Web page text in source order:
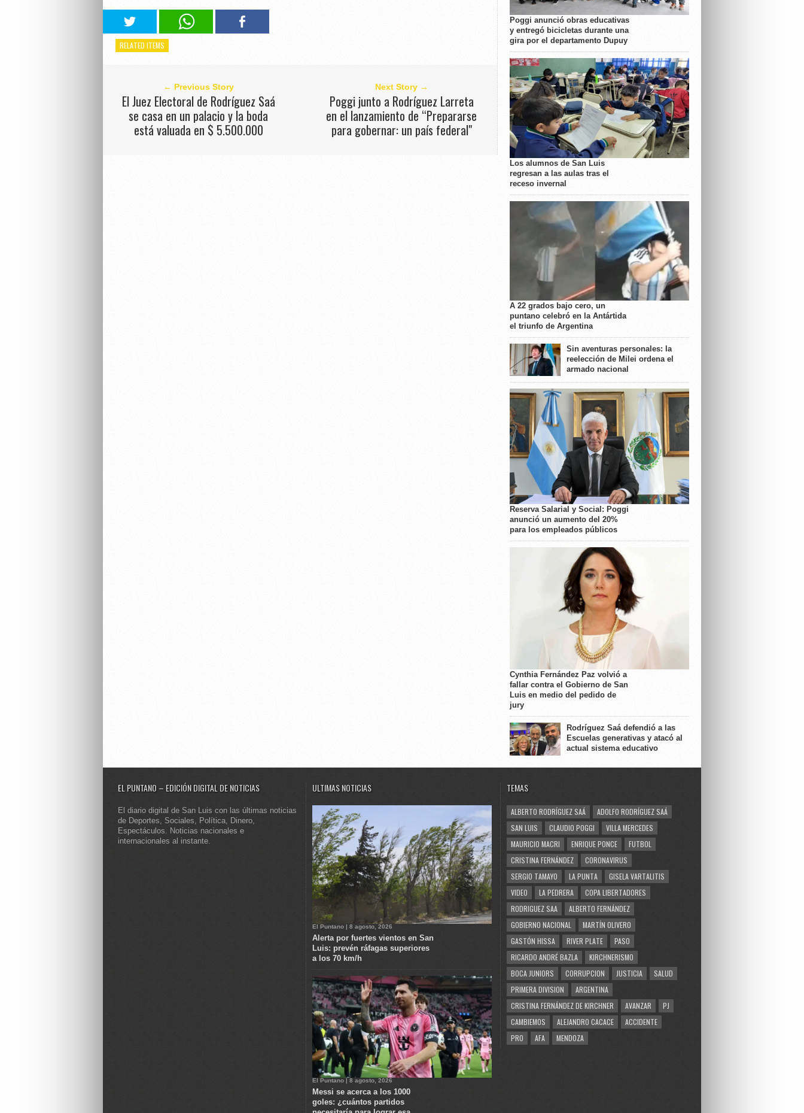
RELATED ITEMS
← Previous Story
El Juez Electoral de Rodríguez Saá
se casa en un palacio y la boda
está valuada en $ 5.500.000
Next Story →
Poggi junto a Rodríguez Larreta
en el lanzamiento de “Prepararse
para gobernar: un país federal"
Poggi anunció obras educativas
y entregó bicicletas durante una
gira por el departamento Dupuy
Los alumnos de San Luis
regresan a las aulas tras el
receso invernal
A 22 grados bajo cero, un
puntano celebró en la Antártida
el triunfo de Argentina
Sin aventuras personales: la
reelección de Milei ordena el
armado nacional
Reserva Salarial y Social: Poggi
anunció un aumento del 20%
para los empleados públicos
Cynthia Fernández Paz volvió a
fallar contra el Gobierno de San
Luis en medio del pedido de
jury
Rodríguez Saá defendió a las
Escuelas generativas y atacó al
actual sistema educativo
EL PUNTANO – EDICIÓN DIGITAL DE NOTICIAS
El diario digital de San Luis con las últimas noticias
de Deportes, Sociales, Política, Dinero,
Espectáculos. Noticias nacionales e
internacionales al instante.
ULTIMAS NOTICIAS
El Puntano | 8 agosto, 2026
Alerta por fuertes vientos en San
Luis: prevén ráfagas superiores
a los 70 km/h
El Puntano | 8 agosto, 2026
Messi se acerca a los 1000
goles: ¿cuántos partidos
TEMAS
ALBERTO RODRÍGUEZ SAÁ
ADOLFO RODRÍGUEZ SAÁ
SAN LUIS
CLAUDIO POGGI
VILLA MERCEDES
MAURICIO MACRI
ENRIQUE PONCE
FUTBOL
CRISTINA FERNÁNDEZ
CORONAVIRUS
SERGIO TAMAYO
LA PUNTA
GISELA VARTALITIS
VIDEO
LA PEDRERA
COPA LIBERTADORES
RODRIGUEZ SAA
ALBERTO FERNÁNDEZ
GOBIERNO NACIONAL
MARTÍN OLIVERO
GASTÓN HISSA
RIVER PLATE
PASO
RICARDO ANDRÉ BAZLA
KIRCHNERISMO
BOCA JUNIORS
CORRUPCION JUSTICIA
SALUD
PRIMERA DIVISION
ARGENTINA
CRISTINA FERNÁNDEZ DE KIRCHNER
AVANZAR
PJ
CAMBIEMOS
ALEJANDRO CACACE
ACCIDENTE
PRO
AFA MENDOZA